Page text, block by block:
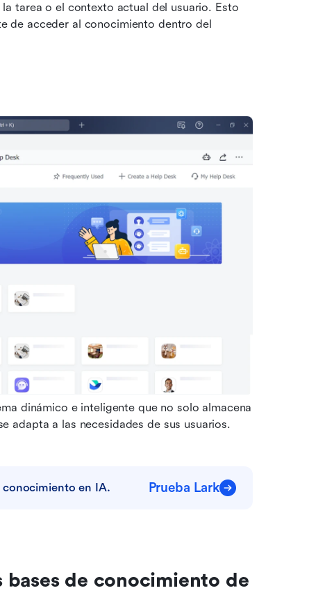
tarea o el contexto actual del usuario. Esto
de acceder al conocimiento dentro del
dinámico e inteligente que no solo almacena
adapta a las necesidades de sus usuarios.
en IA. Prueba Lark
de conocimiento de